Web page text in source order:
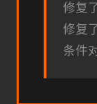
修复
修复
条件